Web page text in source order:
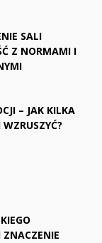
SALI
Z NORMAMI I
– JAK KILKA